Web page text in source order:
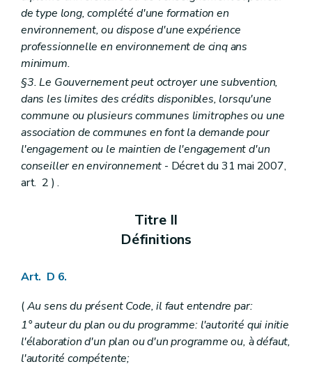
Art. D 48
Partie V Evaluation des incidences sur l'environnement
Chapitre premier Définitions et principes
Art. D 49
Art. D 50
Art. D 51
Chapitre II Système d'évaluation des incidences des plans et programmes sur l'environnement
Art. D 52
Art. D 53
Art. D 54
Art. D 55
Art. D 56
Art. D 57
Art. D 58
Système d'évaluation des incidences de projets sur l'environnement
Art. D 64
Art. D 66
Art. D 67
Art. D 68
Art. D 69
Art. D 70
de type long, complété d'une formation en
environnement, ou dispose d'une expérience
professionnelle en environnement de cinq ans
minimum.
§3. Le Gouvernement peut octroyer une subvention,
dans les limites des crédits disponibles, lorsqu'une
commune ou plusieurs communes limitrophes ou une
association de communes en font la demande pour
l'engagement ou le maintien de l'engagement d'un
conseiller en environnement - Décret du 31 mai 2007,
art. 2 ) .
Titre II
Définitions
Art. D 6.
(Au sens du présent Code, il faut entendre par:
1° auteur du plan ou du programme: l'autorité qui initie
l'élaboration d'un plan ou d'un programme ou, à défaut,
l'autorité compétente;